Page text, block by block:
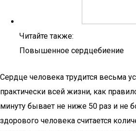
Читайте также:
Повышенное сердцебиение
Сердце человека трудится весьма
практически всей жизни, как
минуту бывает не ниже 50 раз и не
здорового человека считается